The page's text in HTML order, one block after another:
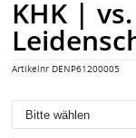
KHK |
Artikelnr DENP61200005